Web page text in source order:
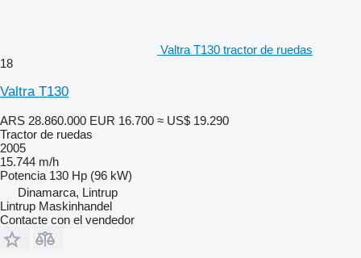
Valtra T130 tractor de ruedas
18
Valtra T130
ARS 28.860.000 EUR 16.700 ≈ US$ 19.290
Tractor de ruedas
2005
15.744 m/h
Potencia 130 Hp (96 kW)
Dinamarca, Lintrup
Lintrup Maskinhandel
Contacte con el vendedor